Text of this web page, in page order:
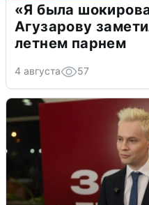
«Я была
Агузарову
летнем парнем
4 августа 57